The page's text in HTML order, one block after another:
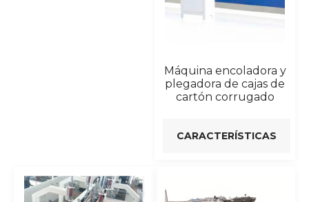
Máquina encoladora y
plegadora de cajas de
cartón corrugado
CARACTERÍSTICAS